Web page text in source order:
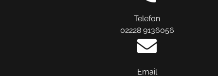
Telefon
02228 9136056
Email